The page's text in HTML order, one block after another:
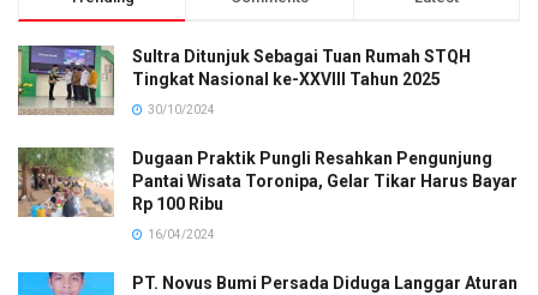
Sultra Ditunjuk Sebagai Tuan Rumah STQH
Tingkat Nasional ke-XXVIII Tahun 2025
30/10/2024
Dugaan Praktik Pungli Resahkan Pengunjung
Pantai Wisata Toronipa, Gelar Tikar Harus Bayar
Rp 100 Ribu
16/04/2024
PT. Novus Bumi Persada Diduga Langgar Aturan